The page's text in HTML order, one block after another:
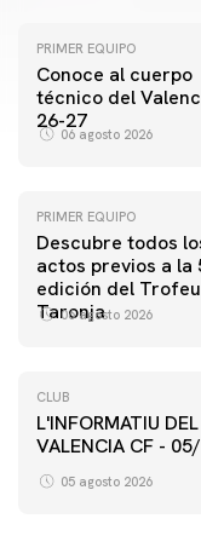
PRIMER EQUIPO
Conoce al cuerpo
técnico del
26-27
06 agosto 2026
PRIMER EQUIPO
Descubre todos
actos previos a la
edición del Trofeu
Taronja
06 agosto 2026
CLUB
L'INFORMATIU DEL
VALENCIA CF -
05 agosto 2026